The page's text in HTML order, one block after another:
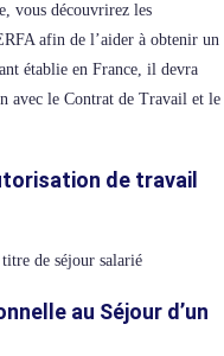
vous découvrirez les
afin de l’aider à obtenir un
établie en France, il devra
avec le Contrat de Travail et le
de travail
de séjour salarié
au Séjour d’un